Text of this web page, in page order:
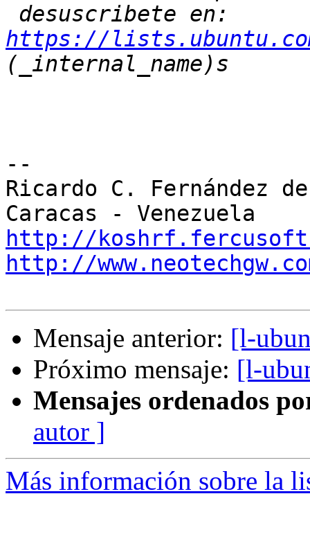
https://
--
Ricardo C. Fernández
http://
http://
Mensaje anterior: [l-
Próximo mensaje: [l-
Mensajes ordenados
autor ]
Más información sobre la